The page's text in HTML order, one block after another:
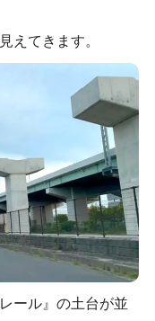
えてきます。
ール』の土台が並